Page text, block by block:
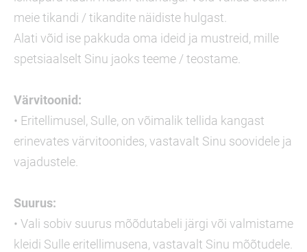
meie tikandi / tikandite näidiste hulgast.
Alati võid ise pakkuda oma ideid ja mustreid, mille
spetsiaalselt Sinu jaoks teeme / teostame.
Värvitoonid:
• Eritellimusel, Sulle, on võimalik tellida kangast
erinevates värvitoonides, vastavalt Sinu soovidele ja
vajadustele.
Suurus:
• Vali sobiv suurus mõõdutabeli järgi või valmistame
kleidi Sulle eritellimusena, vastavalt Sinu mõõtudele.